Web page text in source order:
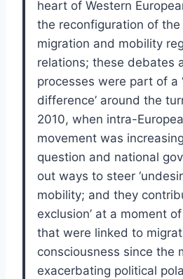
heart of Western
the reconfiguration of the
migration and mobility
relations; these debates
processes were part of a
difference’ around the
2010, when intra-
movement was
question and national
out ways to steer
mobility; and they
exclusion’ at a moment
that were linked to
consciousness since the
exacerbating political